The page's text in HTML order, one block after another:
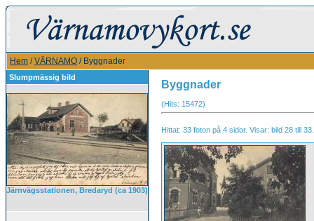
Hem /VÄRNAMO / Byggnader
Slumpmässig bild
Järnvägsstationen, Bredaryd (ca 1903)
Byggnader
(Hits: 15472)
Hittat: 33 foton på 4 sidor. Visar: bild 28 till 33.